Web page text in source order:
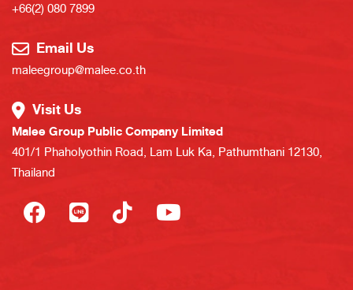
+66(2) 080 7899
Email Us
maleegroup@malee.co.th
Visit Us
Malee Group Public Company Limited
401/1 Phaholyothin Road, Lam Luk Ka, Pathumthani 12130,
Thailand